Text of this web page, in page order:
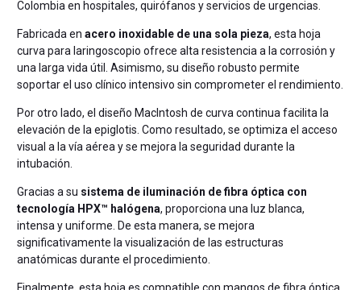
Colombia en hospitales, quirófanos y servicios de urgencias.
Fabricada enacero inoxidable de una sola pieza, esta hoja
curva para laringoscopio ofrece alta resistencia a la corrosión y
una larga vida útil. Asimismo, su diseño robusto permite
soportar el uso clínico intensivo sin comprometer el rendimiento.
Por otro lado, el diseño MacIntosh de curva continua facilita la
elevación de la epiglotis. Como resultado, se optimiza el acceso
visual a la vía aérea y se mejora la seguridad durante la
intubación.
Gracias a su sistema de iluminación de fibra óptica con
tecnología HPX™ halógena, proporciona una luz blanca,
intensa y uniforme. De esta manera, se mejora
significativamente la visualización de las estructuras
anatómicas durante el procedimiento.